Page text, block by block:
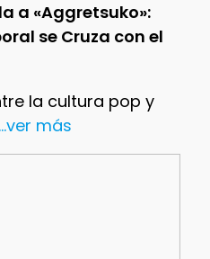
a «Aggretsuko»:
se Cruza con el
la cultura pop y
...ver más